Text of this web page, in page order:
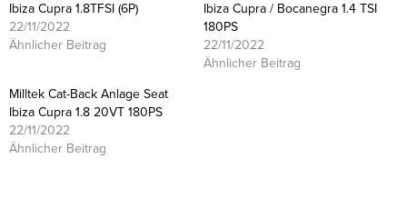
Ibiza Cupra 1.8TFSI (6P)
22/11/2022
Ähnlicher Beitrag
Ibiza Cupra / Bocanegra 1.4 TSI
180PS
22/11/2022
Ähnlicher Beitrag
Milltek Cat-Back Anlage Seat
Ibiza Cupra 1.8 20VT 180PS
22/11/2022
Ähnlicher Beitrag